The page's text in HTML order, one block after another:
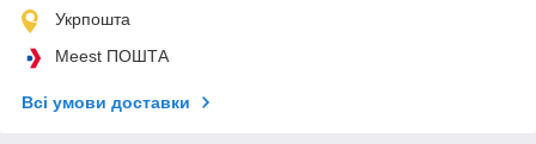
Укрпошта
Meest ПОШТА
Всі умови доставки